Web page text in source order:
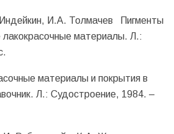
И.А. Толмачев Пигменты
лакокрасочные материалы. Л.:
материалы и покрытия в
Л.: Судостроение, 1984. –